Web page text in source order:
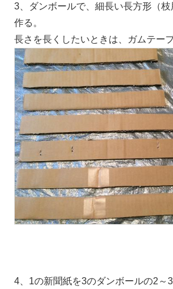
3、ダンボールで、細長い長方形（
作る。
長さを長くしたいときは、ガムテー
4、1の新聞紙を3のダンボールの2～